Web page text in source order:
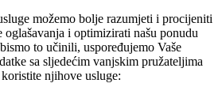
možemo bolje razumjeti i procijeniti
oglašavanja i optimizirati našu ponudu
to učinili, uspoređujemo Vaše
sa sljedećim vanjskim pružateljima
njihove usluge: